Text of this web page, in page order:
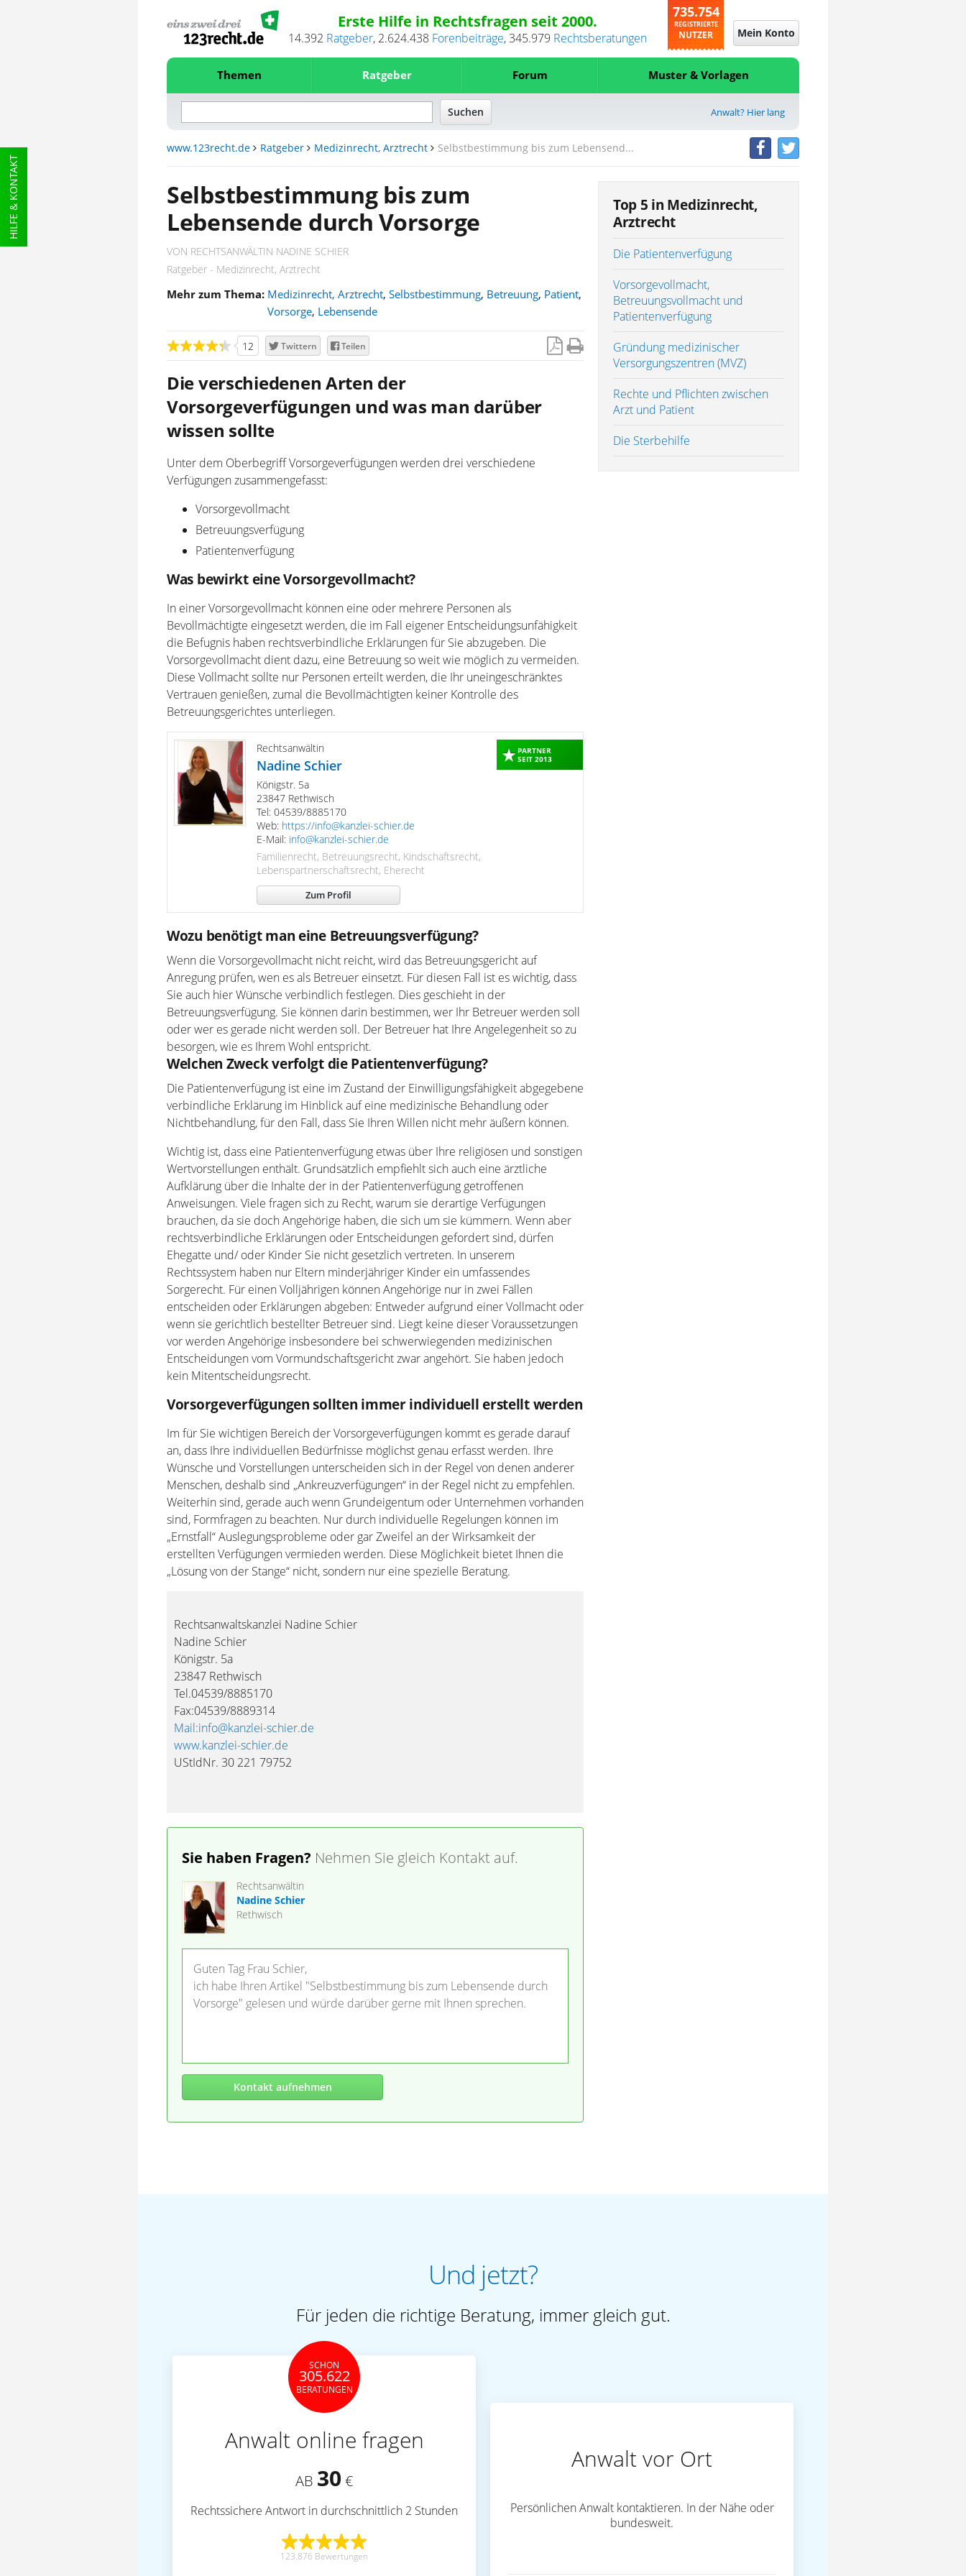
HILFE & KONTAKT
Erste Hilfe in Rechtsfragen seit 2000.
14.392 Ratgeber, 2.624.438 Forenbeiträge,345.979 Rechtsberatungen
735.754
REGISTRIERTE
NUTZER Mein Konto
Themen Ratgeber Forum Muster & Vorlagen
Anwalt? Hier lang
www.123recht.de Ratgeber Medizinrecht, Arztrecht Selbstbestimmung bis zum Lebensend...
Selbstbestimmung bis zum
Lebensende durch Vorsorge
VON RECHTSANWÄLTIN NADINE SCHIER
Ratgeber - Medizinrecht, Arztrecht
Mehr zum Thema: Medizinrecht, Arztrecht, Selbstbestimmung, Betreuung, Patient,
Vorsorge, Lebensende
12 Twittern Teilen
Die verschiedenen Arten der
Vorsorgeverfügungen und was man darüber
wissen sollte
Unter dem Oberbegriff Vorsorgeverfügungen werden drei verschiedene
Verfügungen zusammengefasst:
Vorsorgevollmacht
Betreuungsverfügung
Patientenverfügung
Was bewirkt eine Vorsorgevollmacht?
In einer Vorsorgevollmacht können eine oder mehrere Personen als
Bevollmächtigte eingesetzt werden, die im Fall eigener Entscheidungsunfähigkeit
die Befugnis haben rechtsverbindliche Erklärungen für Sie abzugeben. Die
Vorsorgevollmacht dient dazu, eine Betreuung so weit wie möglich zu vermeiden.
Diese Vollmacht sollte nur Personen erteilt werden, die Ihr uneingeschränktes
Vertrauen genießen, zumal die Bevollmächtigten keiner Kontrolle des
Betreuungsgerichtes unterliegen.
PARTNER
SEIT 2013
Rechtsanwältin
Nadine Schier
Königstr. 5a
23847 Rethwisch
Tel: 04539/8885170
Web: https://info@kanzlei-schier.de
E-Mail: info@kanzlei-schier.de
Familienrecht, Betreuungsrecht, Kindschaftsrecht,
Lebenspartnerschaftsrecht, Eherecht
Zum Profil
Wozu benötigt man eine Betreuungsverfügung?
Wenn die Vorsorgevollmacht nicht reicht, wird das Betreuungsgericht auf
Anregung prüfen, wen es als Betreuer einsetzt. Für diesen Fall ist es wichtig, dass
Sie auch hier Wünsche verbindlich festlegen. Dies geschieht in der
Betreuungsverfügung. Sie können darin bestimmen, wer Ihr Betreuer werden soll
oder wer es gerade nicht werden soll. Der Betreuer hat Ihre Angelegenheit so zu
besorgen, wie es Ihrem Wohl entspricht.
Welchen Zweck verfolgt die Patientenverfügung?
Die Patientenverfügung ist eine im Zustand der Einwilligungsfähigkeit abgegebene
verbindliche Erklärung im Hinblick auf eine medizinische Behandlung oder
Nichtbehandlung, für den Fall, dass Sie Ihren Willen nicht mehr äußern können.
Wichtig ist, dass eine Patientenverfügung etwas über Ihre religiösen und sonstigen
Wertvorstellungen enthält. Grundsätzlich empfiehlt sich auch eine ärztliche
Aufklärung über die Inhalte der in der Patientenverfügung getroffenen
Anweisungen. Viele fragen sich zu Recht, warum sie derartige Verfügungen
brauchen, da sie doch Angehörige haben, die sich um sie kümmern. Wenn aber
rechtsverbindliche Erklärungen oder Entscheidungen gefordert sind, dürfen
Ehegatte und/ oder Kinder Sie nicht gesetzlich vertreten. In unserem
Rechtssystem haben nur Eltern minderjähriger Kinder ein umfassendes
Sorgerecht. Für einen Volljährigen können Angehörige nur in zwei Fällen
entscheiden oder Erklärungen abgeben: Entweder aufgrund einer Vollmacht oder
wenn sie gerichtlich bestellter Betreuer sind. Liegt keine dieser Voraussetzungen
vor werden Angehörige insbesondere bei schwerwiegenden medizinischen
Entscheidungen vom Vormundschaftsgericht zwar angehört. Sie haben jedoch
kein Mitentscheidungsrecht.
Vorsorgeverfügungen sollten immer individuell erstellt werden
Im für Sie wichtigen Bereich der Vorsorgeverfügungen kommt es gerade darauf
an, dass Ihre individuellen Bedürfnisse möglichst genau erfasst werden. Ihre
Wünsche und Vorstellungen unterscheiden sich in der Regel von denen anderer
Menschen, deshalb sind „Ankreuzverfügungen“ in der Regel nicht zu empfehlen.
Weiterhin sind, gerade auch wenn Grundeigentum oder Unternehmen vorhanden
sind, Formfragen zu beachten. Nur durch individuelle Regelungen können im
„Ernstfall“ Auslegungsprobleme oder gar Zweifel an der Wirksamkeit der
erstellten Verfügungen vermieden werden. Diese Möglichkeit bietet Ihnen die
„Lösung von der Stange“ nicht, sondern nur eine spezielle Beratung.
Rechtsanwaltskanzlei Nadine Schier
Nadine Schier
Königstr. 5a
23847 Rethwisch
Tel.04539/8885170
Fax:04539/8889314
Mail:info@kanzlei-schier.de
www.kanzlei-schier.de
UStIdNr. 30 221 79752
Sie haben Fragen? Nehmen Sie gleich Kontakt auf.
Rechtsanwältin
Nadine Schier
Rethwisch
Guten Tag Frau Schier,
ich habe Ihren Artikel "Selbstbestimmung bis zum Lebensende durch
Vorsorge" gelesen und würde darüber gerne mit Ihnen sprechen.
Kontakt aufnehmen
Top 5 in Medizinrecht,
Arztrecht
Die Patientenverfügung
Vorsorgevollmacht,
Betreuungsvollmacht und
Patientenverfügung
Gründung medizinischer
Versorgungszentren (MVZ)
Rechte und Pflichten zwischen
Arzt und Patient
Die Sterbehilfe
Und jetzt?
Für jeden die richtige Beratung, immer gleich gut.
SCHON
305.622
BERATUNGEN
Anwalt online fragen
AB 30 €
Rechtssichere Antwort in durchschnittlich 2 Stunden
123.876 Bewertungen
Anwalt vor Ort
Persönlichen Anwalt kontaktieren. In der Nähe oder
bundesweit.